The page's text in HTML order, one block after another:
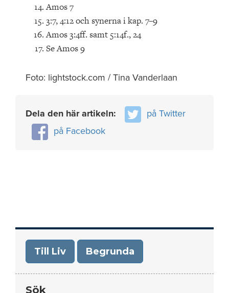
Amos 7
3:7, 4:12 och synerna i kap. 7–9
Amos 3:4ff. samt 5:14f., 24
Se Amos 9
Foto: lightstock.com / Tina Vanderlaan
Dela den här artikeln:
på Twitter
på Facebook
Till Liv Begrunda
Sök